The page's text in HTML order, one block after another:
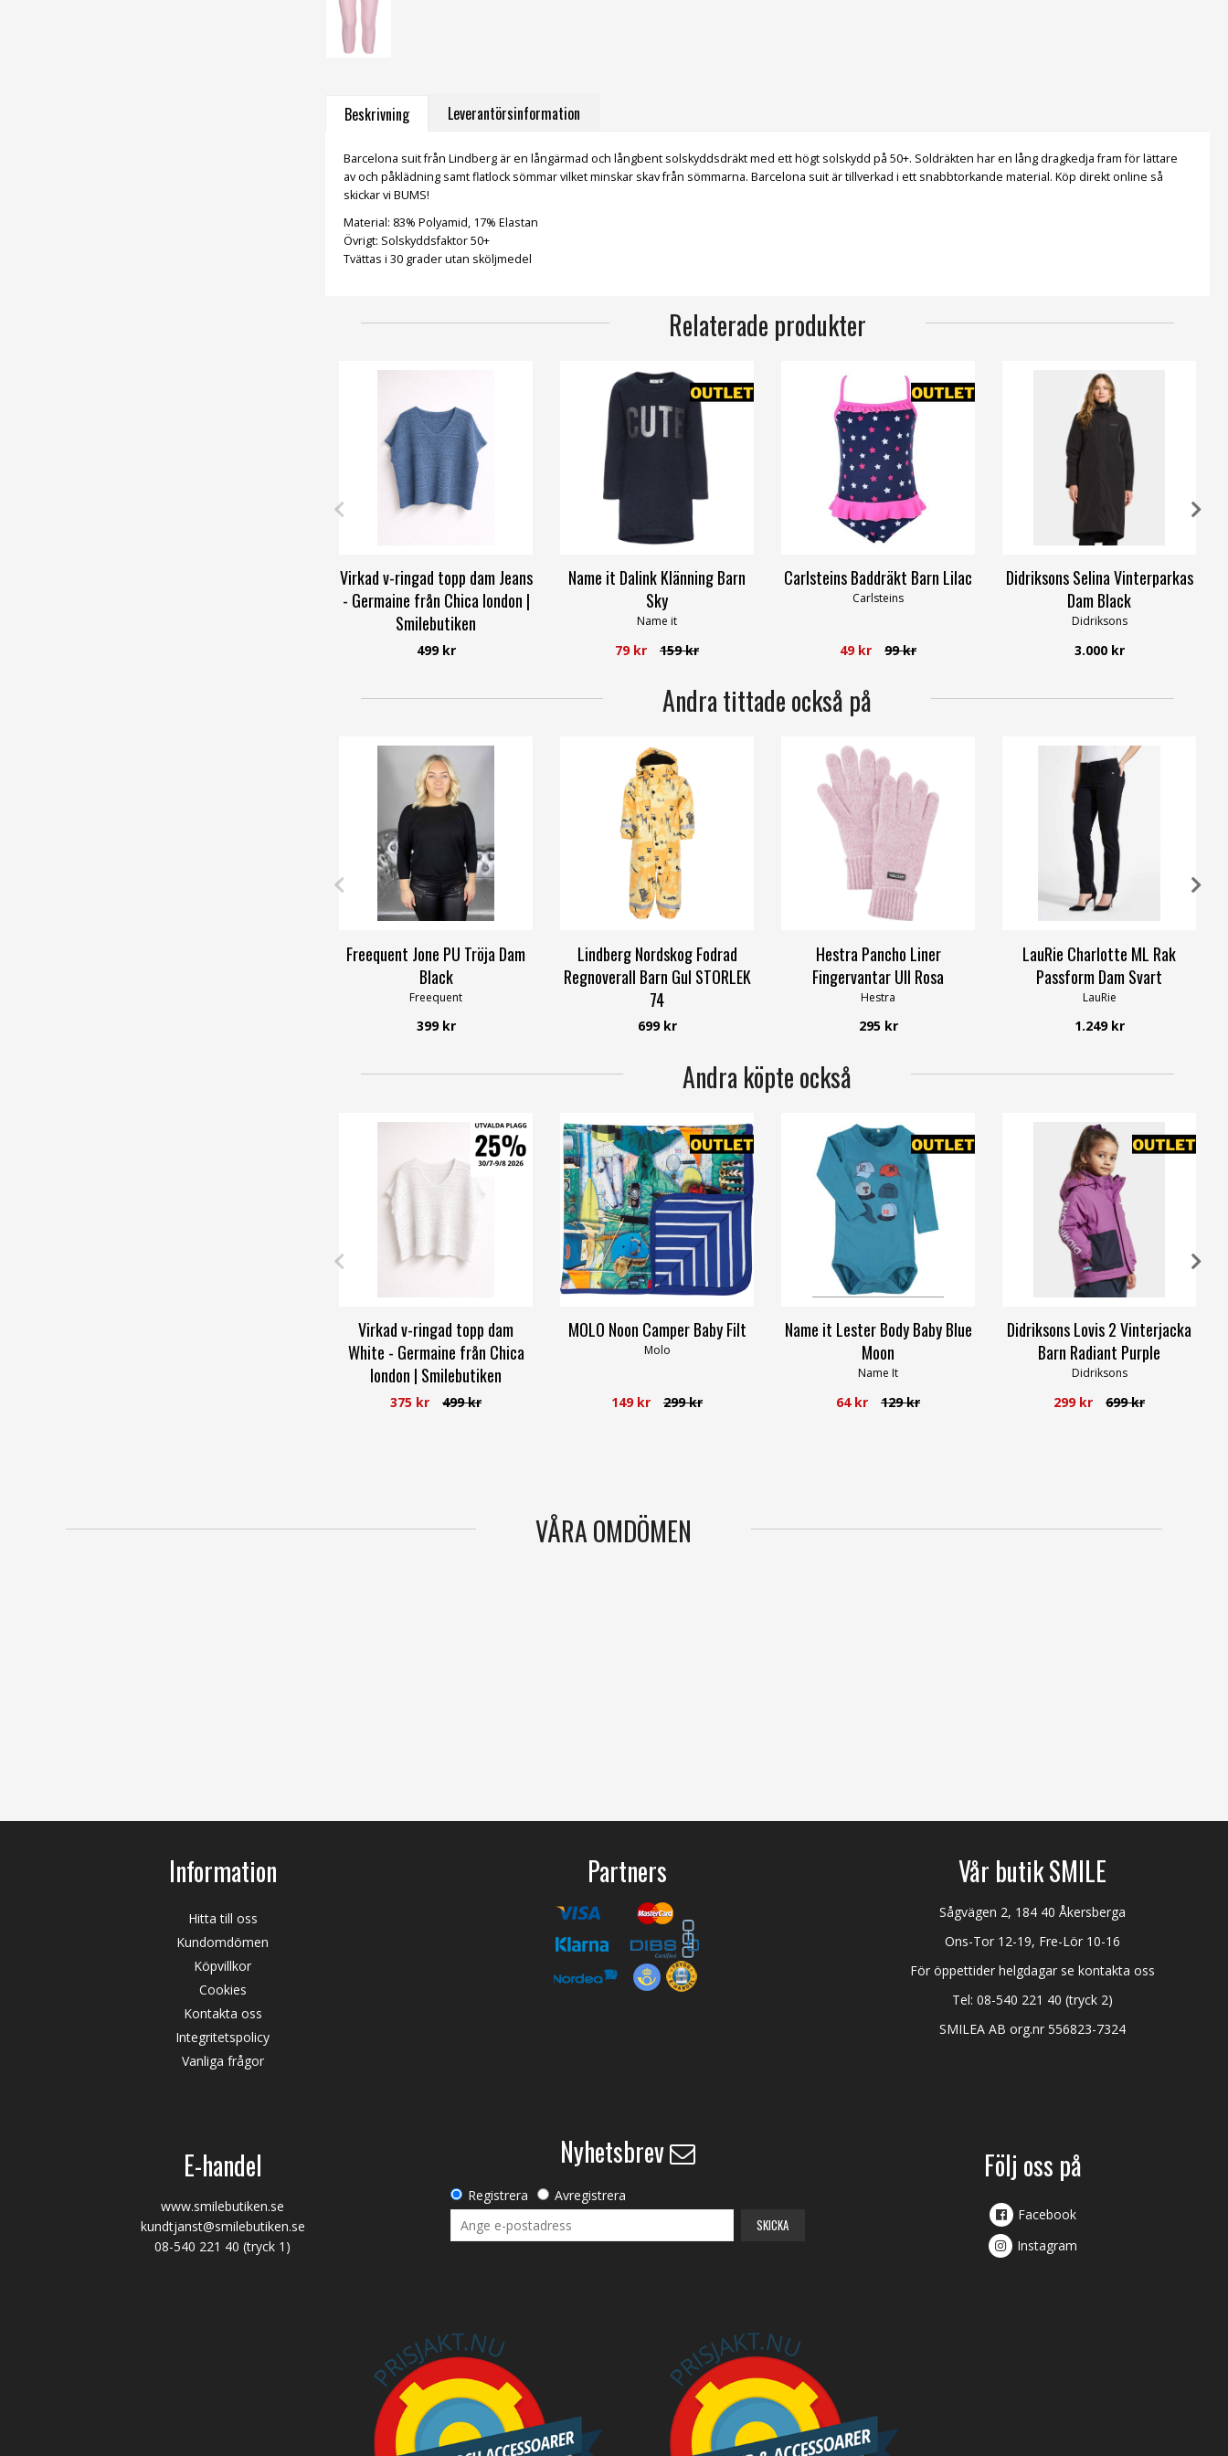
Beskrivning Leverantörsinformation
Barcelona suit från Lindberg är en långärmad och långbent solskyddsdräkt med ett högt solskydd på 50+. Soldräkten har en lång dragkedja fram för lättare
av och påklädning samt flatlock sömmar vilket minskar skav från sömmarna. Barcelona suit är tillverkad i ett snabbtorkande material. Köp direkt online så
skickar vi BUMS!
Material: 83% Polyamid, 17% Elastan
Övrigt: Solskyddsfaktor 50+
Tvättas i 30 grader utan sköljmedel
Relaterade produkter
Virkad v-ringad topp dam Jeans
- Germaine från Chica london |
Smilebutiken
Caramelle Fashion
499 kr
Name it Dalink Klänning Barn
Sky
Name it
79 kr 159 kr
Carlsteins Baddräkt Barn Lilac
Carlsteins
49 kr 99 kr
Didriksons Selina Vinterparkas
Dam Black
Didriksons
3.000 kr
Andra tittade också på
Freequent Jone PU Tröja Dam
Black
Freequent
399 kr
Lindberg Nordskog Fodrad
Regnoverall Barn Gul STORLEK
74
Lindberg
699 kr
Hestra Pancho Liner
Fingervantar Ull Rosa
Hestra
295 kr
LauRie Charlotte ML Rak
Passform Dam Svart
LauRie
1.249 kr
Andra köpte också
Virkad v-ringad topp dam
White - Germaine från Chica
london | Smilebutiken
Caramelle Fashion
375 kr 499 kr
MOLO Noon Camper Baby Filt
Molo
149 kr 299 kr
Name it Lester Body Baby Blue
Moon
Name It
64 kr 129 kr
Didriksons Lovis 2 Vinterjacka
Barn Radiant Purple
Didriksons
299 kr 699 kr
VÅRA OMDÖMEN
Information
Hitta till oss
Kundomdömen
Köpvillkor
Cookies
Kontakta oss
Integritetspolicy
Vanliga frågor
Partners Vår butik SMILE
Sågvägen 2, 184 40 Åkersberga
Ons-Tor 12-19, Fre-Lör 10-16
För öppettider helgdagar se kontakta oss
Tel:08-540 221 40 (tryck 2)
SMILEA AB org.nr 556823-7324
E-handel
www.smilebutiken.se
kundtjanst@smilebutiken.se
08-540 221 40 (tryck 1)
Nyhetsbrev
Registrera Avregistrera
SKICKA
Följ oss på
Facebook
Instagram